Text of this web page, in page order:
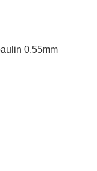
0.55mm